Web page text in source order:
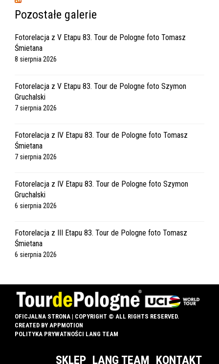
Pozostałe galerie
Fotorelacja z V Etapu 83. Tour de Pologne foto Tomasz
Śmietana
8 sierpnia 2026
Fotorelacja z V Etapu 83. Tour de Pologne foto Szymon
Gruchalski
7 sierpnia 2026
Fotorelacja z IV Etapu 83. Tour de Pologne foto Tomasz
Śmietana
7 sierpnia 2026
Fotorelacja z IV Etapu 83. Tour de Pologne foto Szymon
Gruchalski
6 sierpnia 2026
Fotorelacja z III Etapu 83. Tour de Pologne foto Tomasz
Śmietana
6 sierpnia 2026
OFICJALNA STRONA | COPYRIGHT © ALL RIGHTS RESERVED.
CREATED BY APPMOTION
POLITYKA PRYWATNOŚCI LANG TEAM
SKLEP LANG TEAM KONTAKT